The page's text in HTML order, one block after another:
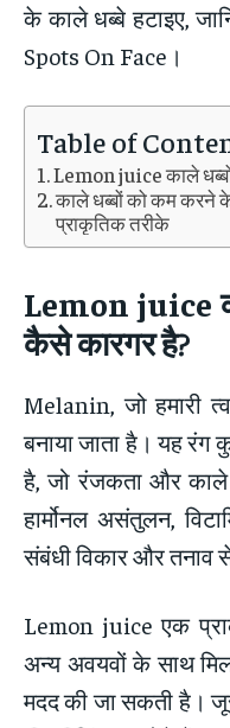
के काले धब्बे हटाइए,
Spots On Face।
Table of
Lemon juice काले
काले धब्बों को कम करने
प्राकृतिक तरीके
Lemon juice
कैसे कारगर है?
Melanin, जो हमारी
बनाया जाता है। यह रंग
है, जो रंजकता और काले
हार्मोनल असंतुलन,
संबंधी विकार और तनाव
Lemon juice एक
अन्य अवयवों के साथ
मदद की जा सकती है।